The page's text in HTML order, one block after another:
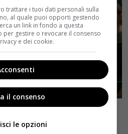
film: Robert Richardson
e l’addio a The Movie Critic
trattare i tuoi dati personali sulla
al quale puoi opporti gestendo
un link in fondo a questa
per gestire o revocare il consenso
e dei cookie.
il consenso
le opzioni